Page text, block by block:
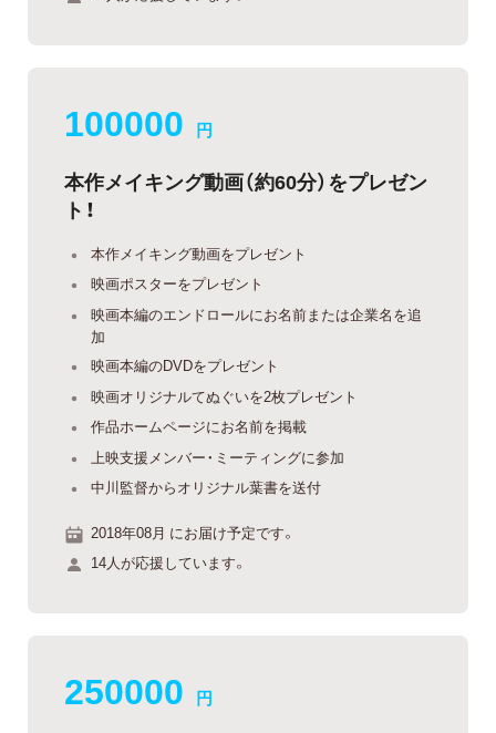
100000 円
本作メイキング動画（約60分）をプレゼン
ト！
本作メイキング動画をプレゼント
映画ポスターをプレゼント
映画本編のエンドロールにお名前または企業名を追
加
映画本編のDVDをプレゼント
映画オリジナルてぬぐいを2枚プレゼント
作品ホームページにお名前を掲載
上映支援メンバー・ミーティングに参加
中川監督からオリジナル葉書を送付
2018年08月 にお届け予定です。
14人が応援しています。
250000 円